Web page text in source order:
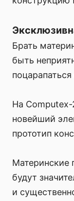
Брать
быть
На Computex-
новейший
прототип
Материнские
будут
и